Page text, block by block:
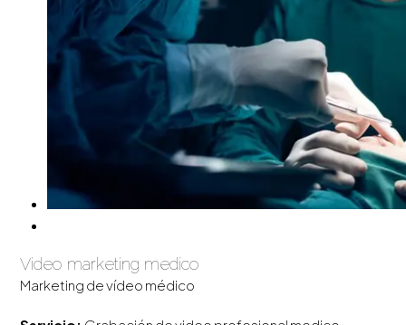
Video marketing medico
Marketing de vídeo médico